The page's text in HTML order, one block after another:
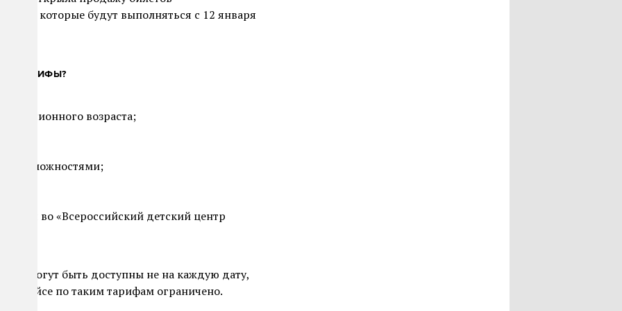
которые будут выполняться с 12 января
ТАРИФЫ?
пенсионного возраста;
возможностями;
во «Всероссийский детский центр
могут быть доступны не на каждую дату,
рейсе по таким тарифам ограничено.